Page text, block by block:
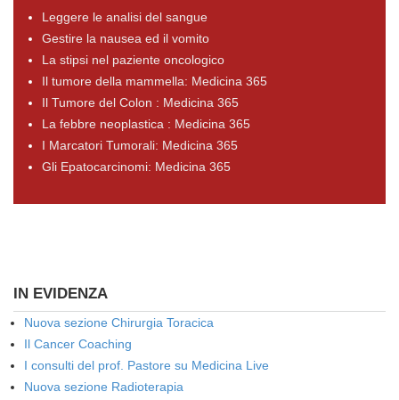
Leggere le analisi del sangue
Gestire la nausea ed il vomito
La stipsi nel paziente oncologico
Il tumore della mammella: Medicina 365
Il Tumore del Colon : Medicina 365
La febbre neoplastica : Medicina 365
I Marcatori Tumorali: Medicina 365
Gli Epatocarcinomi: Medicina 365
IN EVIDENZA
Nuova sezione Chirurgia Toracica
Il Cancer Coaching
I consulti del prof. Pastore su Medicina Live
Nuova sezione Radioterapia